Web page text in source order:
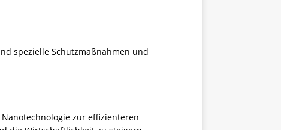
spezielle Schutzmaßnahmen und
zur effizienteren